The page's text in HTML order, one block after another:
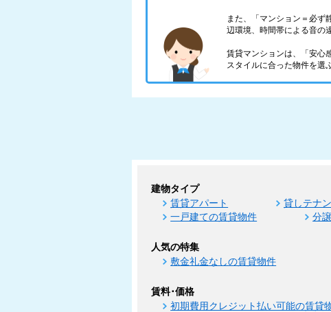
また、「マンション＝必ず
辺環境、時間帯による音の
賃貸マンションは、「安心
スタイルに合った物件を選
建物タイプ
賃貸アパート 貸しテナ
一戸建ての賃貸物件
分
人気の特集
敷金礼金なしの賃貸物件
賃料･価格
初期費用クレジット払い可能の賃貸